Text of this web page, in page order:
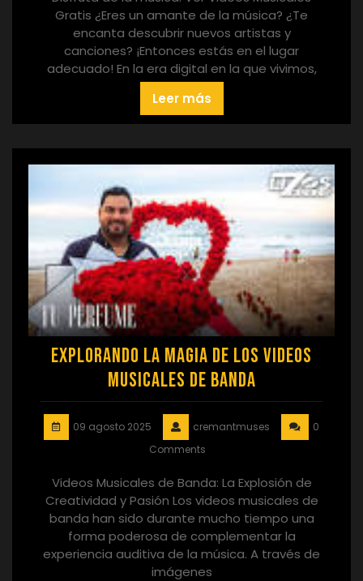
Gratis ¿Eres un amante de la música? ¿Te
encanta descubrir nuevos artistas y
canciones? ¡Entonces estás en el lugar
adecuado! En la era digital en la que vivimos,
Leer más
Explorando la Magia de los Videos
Musicales de Banda
09 agosto 2025 cremantmuses
0
Comments
Videos Musicales de Banda: La Explosión de
Creatividad y Pasión Los videos musicales de
banda han sido durante mucho tiempo una
forma poderosa de complementar la
experiencia auditiva de la música. A través de
imágenes